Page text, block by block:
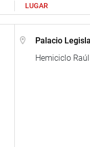
LUGAR
Palacio
Hemiciclo